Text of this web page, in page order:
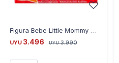
Figura Bebe Little Mommy Wonder Nursey Comiditas Sorpresa
UYU 3.496 UYU 3.990